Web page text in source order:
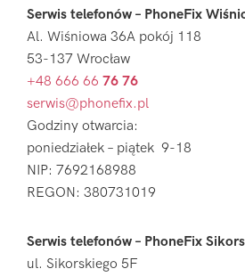
Serwis telefonów – PhoneFix
Al. Wiśniowa 36A pokój 118
53-137 Wrocław
+48 666 66 76 76
serwis@phonefix.pl
Godziny otwarcia:
poniedziałek – piątek 9-18
NIP: 7692168988
REGON: 380731019
Serwis telefonów – PhoneFix
ul. Sikorskiego 5F